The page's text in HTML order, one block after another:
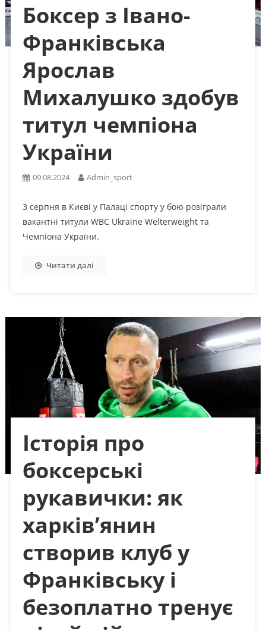
Боксер з Івано-
Франківська
Ярослав
Михалушко здобув
титул чемпіона
України
09.08.2024 Admin_sport
3 серпня в Києві у Палаці спорту у бою розіграли
вакантні титули WBC Ukraine Welterweight та
Чемпіона України.
Читати далі
Історія про
боксерські
рукавички: як
харків’янин
створив клуб у
Франківську і
безоплатно тренує